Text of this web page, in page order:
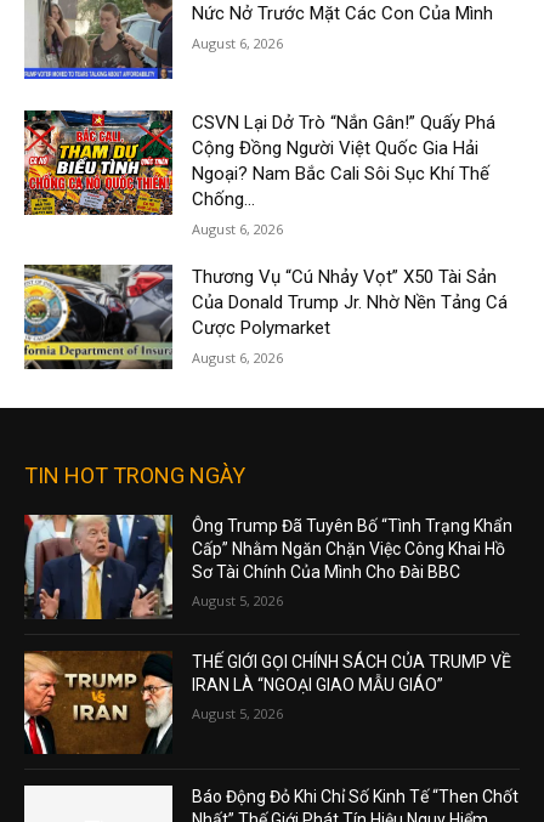
Nức Nở Trước Mặt Các Con Của Mình
August 6, 2026
CSVN Lại Dở Trò “Nắn Gân!” Quấy Phá
Cộng Đồng Người Việt Quốc Gia Hải
Ngoại? Nam Bắc Cali Sôi Sục Khí Thế
Chống...
August 6, 2026
Thương Vụ “Cú Nhảy Vọt” X50 Tài Sản
Của Donald Trump Jr. Nhờ Nền Tảng Cá
Cược Polymarket
August 6, 2026
TIN HOT TRONG NGÀY
Ông Trump Đã Tuyên Bố “Tình Trạng Khẩn
Cấp” Nhằm Ngăn Chặn Việc Công Khai Hồ
Sơ Tài Chính Của Mình Cho Đài BBC
August 5, 2026
THẾ GIỚI GỌI CHÍNH SÁCH CỦA TRUMP VỀ
IRAN LÀ “NGOẠI GIAO MẪU GIÁO”
August 5, 2026
Báo Động Đỏ Khi Chỉ Số Kinh Tế “Then Chốt